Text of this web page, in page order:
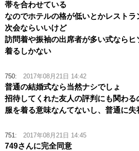
帯を合わせている
なのでホテルの格が低いとかレストラ
次会ならいいけど
訪問着や振袖の出席者が多い式ならヒ
着るしかない
750: 2017年08月21日 14:42
普通の結婚式なら当然ナシでしょ
招待してくれた友人の評判にも関わる
服を着る意味なんてないし、普通に失
751: 2017年08月21日 14:45
749さんに完全同意